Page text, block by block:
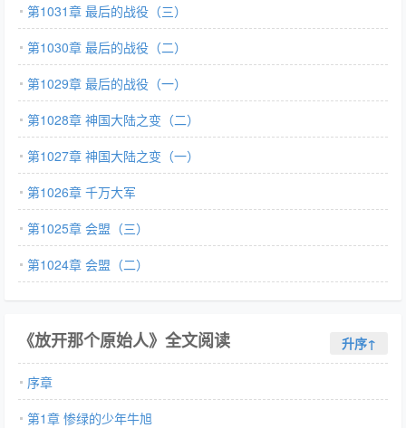
第1031章 最后的战役（三）
第1030章 最后的战役（二）
第1029章 最后的战役（一）
第1028章 神国大陆之变（二）
第1027章 神国大陆之变（一）
第1026章 千万大军
第1025章 会盟（三）
第1024章 会盟（二）
《放开那个原始人》全文阅读 升序↑
序章
第1章 惨绿的少年牛旭